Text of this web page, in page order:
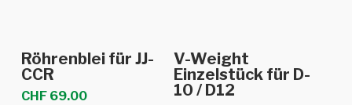
In den Warenkorb
Röhrenblei für JJ-
CCR
CHF69.00
Weiterlesen
V-Weight
Einzelstück für D-
10 / D12